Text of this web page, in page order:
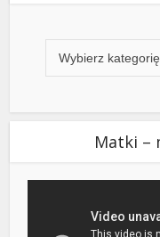
Matki –